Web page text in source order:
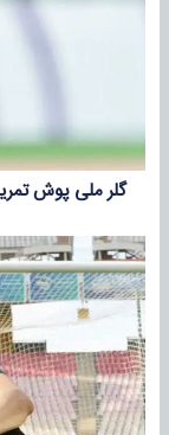
گلر ملی پوش